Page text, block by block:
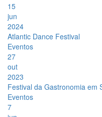
15
jun
2024
Atlantic Dance Festival
Eventos
27
out
2023
Festival da Gastronomia em
Eventos
7